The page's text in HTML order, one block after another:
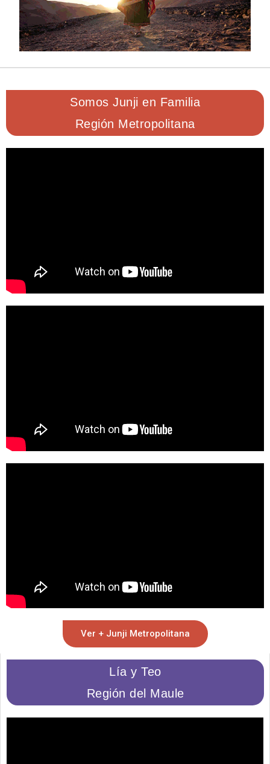
Somos Junji en Familia
Región Metropolitana
Ver + Junji Metropolitana
Lía y Teo
Región del Maule